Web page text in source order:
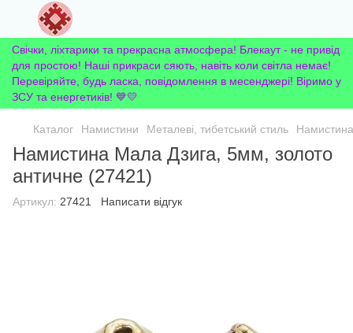
Свічки, ліхтарики та прекрасна атмосфера! Блекаут - не привід
для простою! Наші прикраси сяють, навіть коли світла немає!
Перевіряйте, будь ласка, повідомлення в месенджері! Віримо у
ЗСУ та енергетиків! 💙💛
Каталог Намистини Металеві, тибетський стиль
Намистина Мала Дзига, 5мм, золото
античне (27421)
Артикул: 27421 Написати відгук